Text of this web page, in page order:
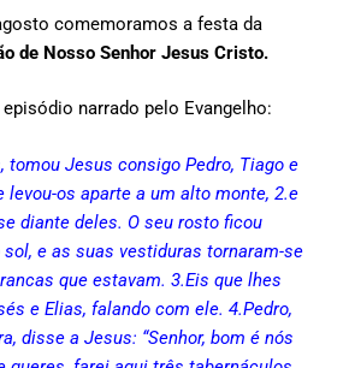
comemoramos a festa da
de Nosso Senhor Jesus Cristo.
narrado pelo Evangelho:
tomou Jesus consigo Pedro, Tiago e
levou-os aparte a um alto monte, 2.e
diante deles. O seu rosto ficou
e as suas vestiduras tornaram-se
que estavam. 3.Eis que lhes
e Elias, falando com ele. 4.Pedro,
disse a Jesus: “Senhor, bom é nós